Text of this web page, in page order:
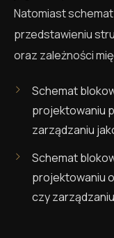
Natomiast
przedstawieniu
oraz zależności
Schemat
projektowaniu
zarządzaniu
Schemat
projektowaniu
czy